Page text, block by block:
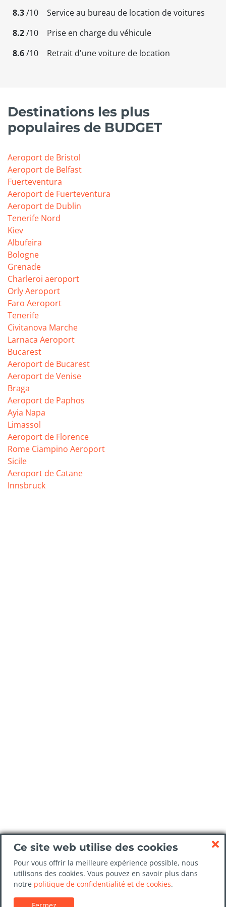
8.3/10
Service au bureau de location de voitures
8.2/10
Prise en charge du véhicule
8.6/10 Retrait d'une voiture de location
Destinations les plus
populaires de BUDGET
Aeroport de Bristol
Aeroport de Belfast
Fuerteventura
Aeroport de Fuerteventura
Aeroport de Dublin
Tenerife Nord
Kiev
Albufeira
Bologne
Grenade
Charleroi aeroport
Orly Aeroport
Faro Aeroport
Tenerife
Civitanova Marche
Larnaca Aeroport
Bucarest
Aeroport de Bucarest
Aeroport de Venise
Braga
Aeroport de Paphos
Ayia Napa
Limassol
Aeroport de Florence
Rome Ciampino Aeroport
Sicile
Aeroport de Catane
Innsbruck
Ce site web utilise des cookies
Pour vous offrir la meilleure expérience possible, nous
utilisons des cookies. Vous pouvez en savoir plus dans
notre politique de confidentialité et de cookies.